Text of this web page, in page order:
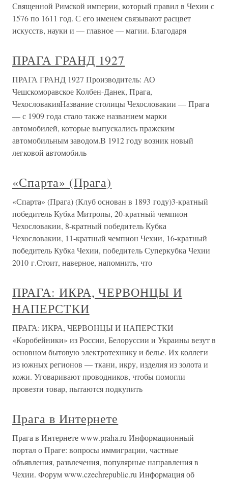
Священной Римской империи, который правил в Чехии с
1576 по 1611 год. С его именем связывают расцвет
искусств, науки и — главное — магии. Благодаря
ПРАГА ГРАНД 1927
ПРАГА ГРАНД 1927 Производитель: АО
Чешскоморавское Колбен-Данек, Прага,
ЧехословакияНазвание столицы Чехословакии — Прага
— с 1909 года стало также названием марки
автомобилей, которые выпускались пражским
автомобильным заводом.В 1912 году возник новый
легковой автомобиль
«Спарта» (Прага)
«Спарта» (Прага) (Клуб основан в 1893 году)3-кратный
победитель Кубка Митропы, 20-кратный чемпион
Чехословакии, 8-кратный победитель Кубка
Чехословакии, 11-кратный чемпион Чехии, 16-кратный
победитель Кубка Чехии, победитель Суперкубка Чехии
2010 г.Стоит, наверное, напомнить, что
ПРАГА: ИКРА, ЧЕРВОНЦЫ И
НАПЕРСТКИ
ПРАГА: ИКРА, ЧЕРВОНЦЫ И НАПЕРСТКИ
«Коробейники» из России, Белоруссии и Украины везут в
основном бытовую электротехнику и белье. Их коллеги
из южных регионов — ткани, икру, изделия из золота и
кожи. Уговаривают проводников, чтобы помогли
провезти товар, пытаются подкупить
Прага в Интернете
Прага в Интернете www.praha.ru Информационный
портал о Праге: вопросы иммиграции, частные
объявления, развлечения, популярные направления в
Чехии. Форум www.czechrepublic.ru Информация об